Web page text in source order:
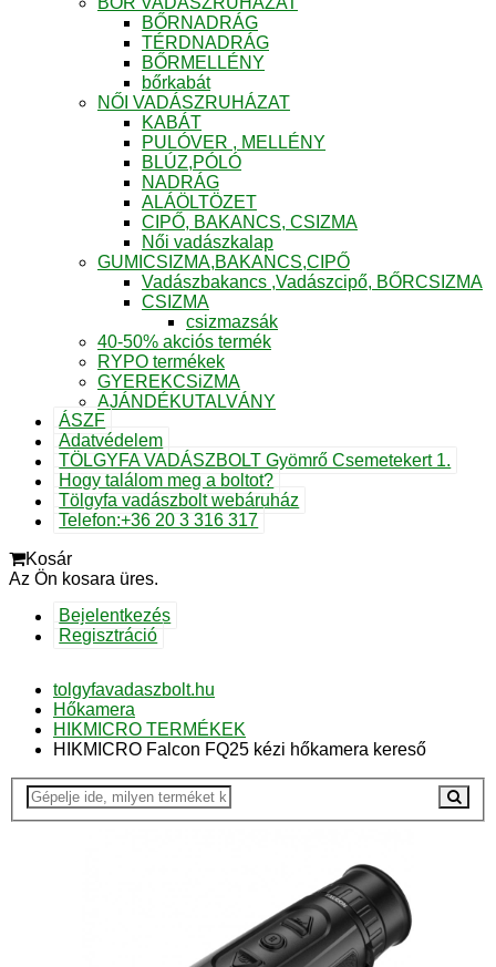
BŐRNADRÁG
TÉRDNADRÁG
BŐRMELLÉNY
bőrkabát
NŐI VADÁSZRUHÁZAT
KABÁT
PULÓVER , MELLÉNY
BLÚZ,PÓLÓ
NADRÁG
ALÁÖLTÖZET
CIPŐ, BAKANCS, CSIZMA
Női vadászkalap
GUMICSIZMA,BAKANCS,CIPŐ
Vadászbakancs ,Vadászcipő, BŐRCSIZMA
CSIZMA
csizmazsák
40-50% akciós termék
RYPO termékek
GYEREKCSiZMA
AJÁNDÉKUTALVÁNY
ÁSZF
Adatvédelem
TÖLGYFA VADÁSZBOLT Gyömrő Csemetekert 1.
Hogy találom meg a boltot?
Tölgyfa vadászbolt webáruház
Telefon:+36 20 3 316 317
Kosár
Az Ön kosara üres.
Bejelentkezés
Regisztráció
tolgyfavadaszbolt.hu
Hőkamera
HIKMICRO TERMÉKEK
HIKMICRO Falcon FQ25 kézi hőkamera kereső